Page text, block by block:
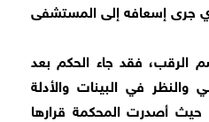
جرى إسعافه إلى المستشفى
الرقب، فقد جاء الحكم بعد
في البينات والأدلة
أصدرت المحكمة قرارها